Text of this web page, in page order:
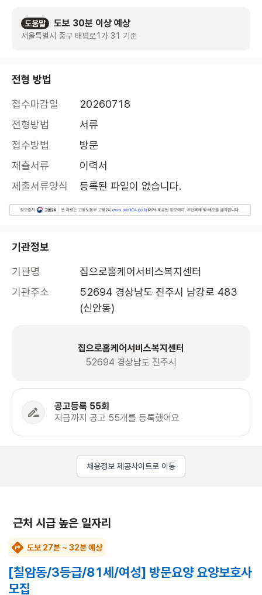
도움말 도보 30분 이상 예상
서울특별시 중구 태평로1가 31 기준
전형 방법
접수마감일
20260718
전형방법
서류
접수방법
방문
제출서류
이력서
제출서류양식
등록된 파일이 없습니다.
기관정보
기관명
집으로홈케어서비스복지센터
기관주소
52694 경상남도 진주시 남강로 483
(신안동)
집으로홈케어서비스복지센터
52694 경상남도 진주시
공고등록 55회
지금까지 공고 55개를 등록했어요
채용정보 제공사이트로 이동
근처 시급 높은 일자리
도보 27분 ~ 32분 예상
[칠암동/3등급/81세/여성] 방문요양 요양보호사
모집